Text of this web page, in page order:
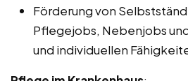
Förderung von
Pflegejobs, Nebenjobs
und individuellen